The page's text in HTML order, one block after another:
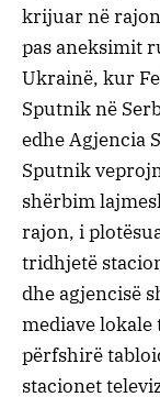
krijuar në
pas aneksimit
Ukrainë, kur
Sputnik në
edhe Agjencia
Sputnik
shërbim
rajon, i
tridhjetë
dhe agjencisë
mediave
përfshirë
stacionet